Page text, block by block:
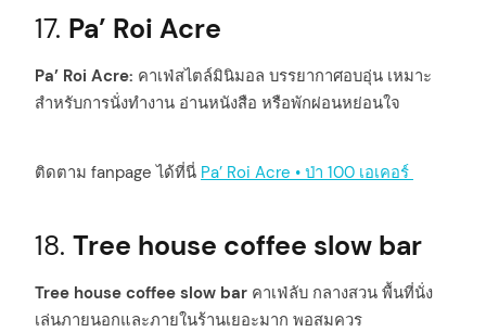
17. Pa’ Roi Acre
Pa’ Roi Acre: คาเฟ่สไตล์มินิมอล บรรยากาศอบอุ่น เหมาะ
สำหรับการนั่งทำงาน อ่านหนังสือ หรือพักผ่อนหย่อนใจ
ติดตาม fanpage ได้ที่นี่ Pa’ Roi Acre • ป่า 100 เอเคอร์
18. Tree house coffee slow bar
Tree house coffee slow bar คาเฟ่ลับ กลางสวน พื้นที่นั่ง
เล่นภายนอกและภายในร้านเยอะมาก พอสมควร